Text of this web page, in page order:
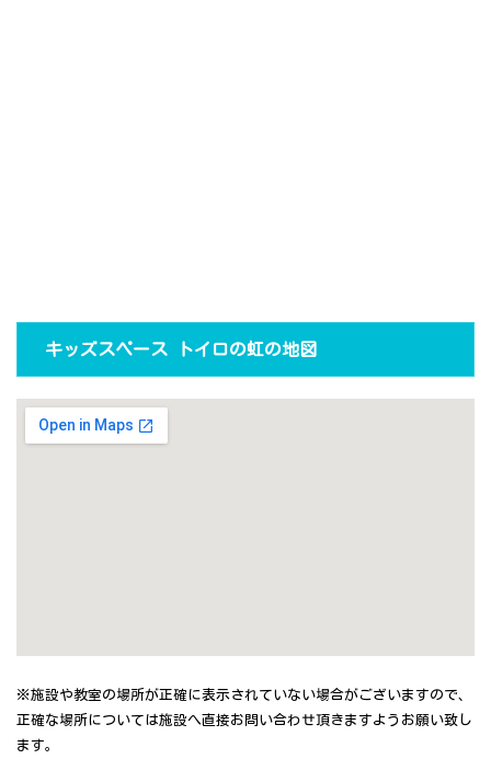
キッズスペース トイロの虹の地図
※施設や教室の場所が正確に表示されていない場合がございますので、
正確な場所については施設へ直接お問い合わせ頂きますようお願い致し
ます。